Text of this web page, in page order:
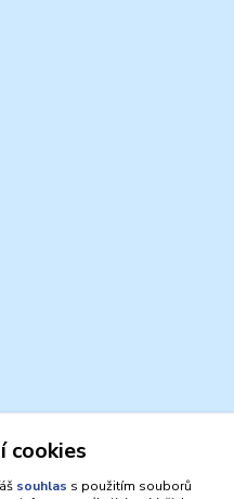
cookies
souhlas s použitím souborů